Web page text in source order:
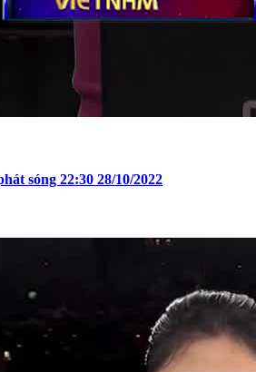
sóng 22:30 28/10/2022